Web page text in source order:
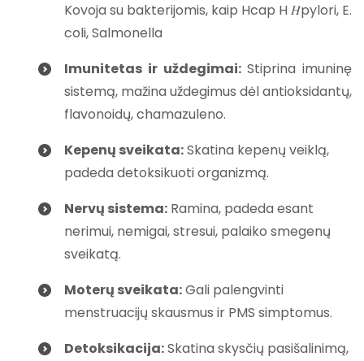
Kovoja su bakterijomis, kaip Hcap H 𝐻pylori, E.
coli, Salmonella
Imunitetas ir uždegimai:Stiprina imuninę
sistemą, mažina uždegimus dėl antioksidantų,
flavonoidų, chamazuleno.
Kepenų sveikata:Skatina kepenų veiklą,
padeda detoksikuoti organizmą.
Nervų sistema: Ramina, padeda esant
nerimui, nemigai, stresui, palaiko smegenų
sveikatą.
Moterų sveikata:Gali palengvinti
menstruacijų skausmus ir PMS simptomus.
Detoksikacija:Skatina skysčių pasišalinimą,